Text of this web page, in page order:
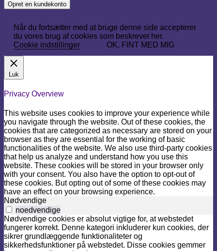
Opret en kundekonto
Når du fortsætter med at bruge denne side accepterer
du vores brug af cookies som beskrevet her.
Cookie indstillinger
OK, FINT MED MIG
Luk
Privacy Overview
This website uses cookies to improve your experience while
you navigate through the website. Out of these cookies, the
cookies that are categorized as necessary are stored on your
browser as they are essential for the working of basic
functionalities of the website. We also use third-party cookies
that help us analyze and understand how you use this
website. These cookies will be stored in your browser only
with your consent. You also have the option to opt-out of
these cookies. But opting out of some of these cookies may
have an effect on your browsing experience.
Nødvendige
noedvendige
Nødvendige cookies er absolut vigtige for, at webstedet
fungerer korrekt. Denne kategori inkluderer kun cookies, der
sikrer grundlæggende funktionaliteter og
sikkerhedsfunktioner på webstedet. Disse cookies gemmer